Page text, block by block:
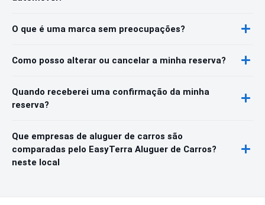
O que é uma marca sem preocupações?
Como posso alterar ou cancelar a minha reserva?
Quando receberei uma confirmação da minha
reserva?
Que empresas de aluguer de carros são
comparadas pelo EasyTerra Aluguer de Carros?
neste local